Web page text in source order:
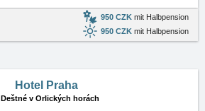
950 CZK mit Halbpension
950 CZK mit Halbpension
Hotel Praha
Deštné v Orlických horách